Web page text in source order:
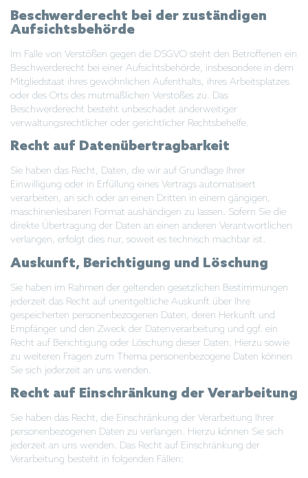
Beschwerde­recht bei der zuständigen
Aufsichts­behörde
Im Falle von Verstößen gegen die DSGVO steht den Betroffenen ein
Beschwerderecht bei einer Aufsichtsbehörde, insbesondere in dem
Mitgliedstaat ihres gewöhnlichen Aufenthalts, ihres Arbeitsplatzes
oder des Orts des mutmaßlichen Verstoßes zu. Das
Beschwerderecht besteht unbeschadet anderweitiger
verwaltungsrechtlicher oder gerichtlicher Rechtsbehelfe.
Recht auf Daten­übertrag­barkeit
Sie haben das Recht, Daten, die wir auf Grundlage Ihrer
Einwilligung oder in Erfüllung eines Vertrags automatisiert
verarbeiten, an sich oder an einen Dritten in einem gängigen,
maschinenlesbaren Format aushändigen zu lassen. Sofern Sie die
direkte Übertragung der Daten an einen anderen Verantwortlichen
verlangen, erfolgt dies nur, soweit es technisch machbar ist.
Auskunft, Berichtigung und Löschung
Sie haben im Rahmen der geltenden gesetzlichen Bestimmungen
jederzeit das Recht auf unentgeltliche Auskunft über Ihre
gespeicherten personenbezogenen Daten, deren Herkunft und
Empfänger und den Zweck der Datenverarbeitung und ggf. ein
Recht auf Berichtigung oder Löschung dieser Daten. Hierzu sowie
zu weiteren Fragen zum Thema personenbezogene Daten können
Sie sich jederzeit an uns wenden.
Recht auf Einschränkung der Verarbeitung
Sie haben das Recht, die Einschränkung der Verarbeitung Ihrer
personenbezogenen Daten zu verlangen. Hierzu können Sie sich
jederzeit an uns wenden. Das Recht auf Einschränkung der
Verarbeitung besteht in folgenden Fällen: